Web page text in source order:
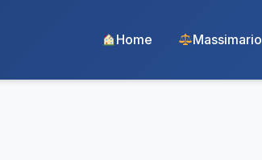
Home Massimario